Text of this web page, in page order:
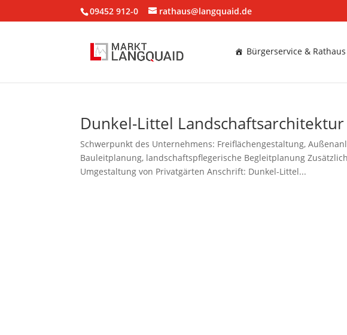
09452 912-0 rathaus@langquaid.de
Bürgerservice & Rathaus
Dunkel-Littel Landschaftsarchitektur
Schwerpunkt des Unternehmens: Freiflächengestaltung,
Bauleitplanung, landschaftspflegerische Begleitplanung
Umgestaltung von Privatgärten Anschrift: Dunkel-Littel...